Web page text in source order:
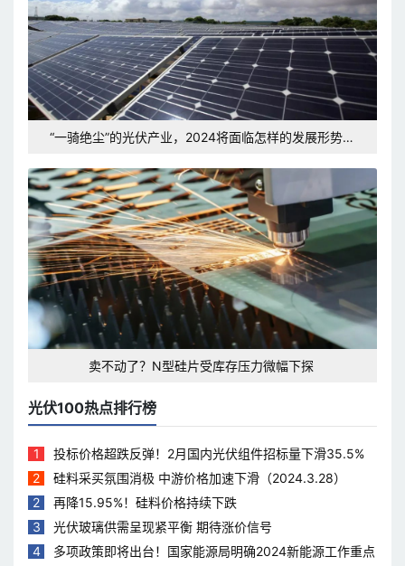
“一骑绝尘”的光伏产业，2024将面临怎样的发展形势和
卖不动了？N型硅片受库存压力微幅下探
光伏100热点排行榜
1
投标价格超跌反弹！2月国内光伏组件招标量下滑35.5%
2
硅料采买氛围消极 中游价格加速下滑（2024.3.28）
2
再降15.95%！硅料价格持续下跌
3
光伏玻璃供需呈现紧平衡 期待涨价信号
4
多项政策即将出台！国家能源局明确2024新能源工作重点